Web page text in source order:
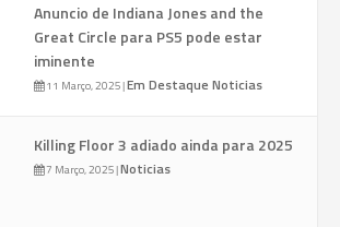
Anuncio de Indiana Jones and the
Great Circle para PS5 pode estar
iminente
11 Março, 2025|Em Destaque Noticias
Killing Floor 3 adiado ainda para 2025
7 Março, 2025|Noticias